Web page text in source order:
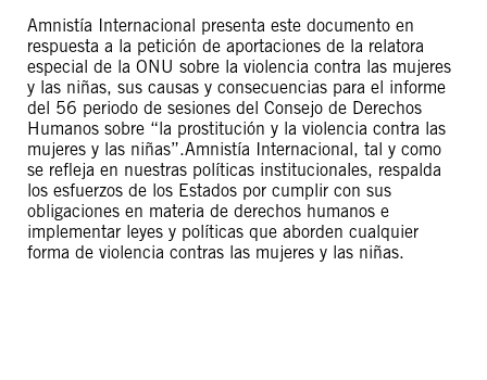
Amnistía Internacional presenta este documento en
respuesta a la petición de aportaciones de la relatora
especial de la ONU sobre la violencia contra las mujeres
y las niñas, sus causas y consecuencias para el informe
del 56 periodo de sesiones del Consejo de Derechos
Humanos sobre “la prostitución y la violencia contra las
mujeres y las niñas”.Amnistía Internacional, tal y como
se refleja en nuestras políticas institucionales, respalda
los esfuerzos de los Estados por cumplir con sus
obligaciones en materia de derechos humanos e
implementar leyes y políticas que aborden cualquier
forma de violencia contras las mujeres y las niñas.